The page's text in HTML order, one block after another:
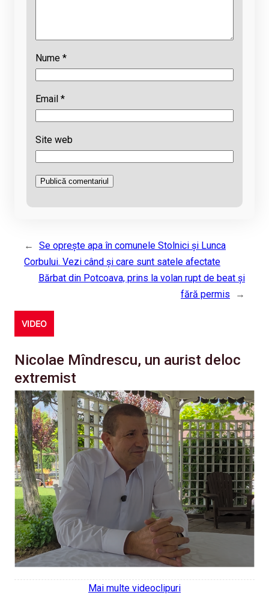
Nume *
Email *
Site web
←
Se oprește apa în comunele Stolnici și Lunca
Corbului. Vezi când și care sunt satele afectate
Bărbat din Potcoava, prins la volan rupt de beat și
fără permis
→
VIDEO
Nicolae Mîndrescu, un aurist deloc
extremist
Mai multe videoclipuri